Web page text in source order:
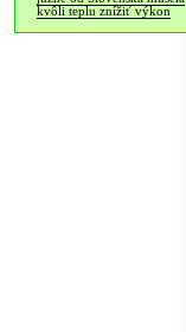
kvôli teplu znížiť výkon